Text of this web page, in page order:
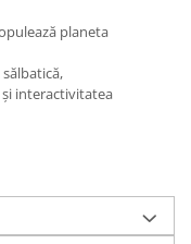
planeta
interactivitatea